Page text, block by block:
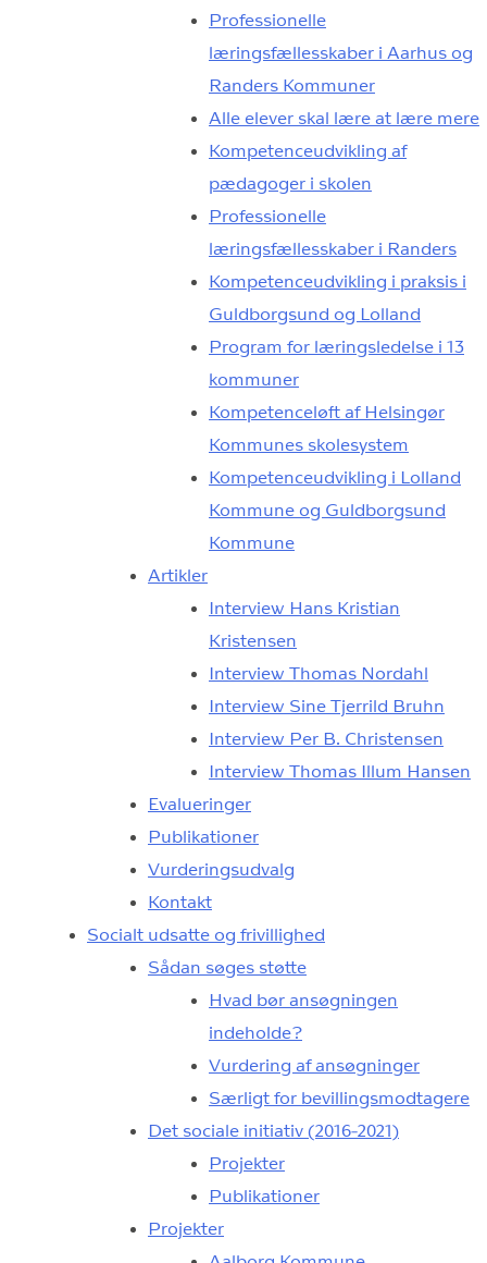
Professionelle
læringsfællesskaber i Aarhus og
Randers Kommuner
Alle elever skal lære at lære mere
Kompetenceudvikling af
pædagoger i skolen
Professionelle
læringsfællesskaber i Randers
Kompetenceudvikling i praksis i
Guldborgsund og Lolland
Program for læringsledelse i 13
kommuner
Kompetenceløft af Helsingør
Kommunes skolesystem
Kompetenceudvikling i Lolland
Kommune og Guldborgsund
Kommune
Artikler
Interview Hans Kristian
Kristensen
Interview Thomas Nordahl
Interview Sine Tjerrild Bruhn
Interview Per B. Christensen
Interview Thomas Illum Hansen
Evalueringer
Publikationer
Vurderingsudvalg
Kontakt
Socialt udsatte og frivillighed
Sådan søges støtte
Hvad bør ansøgningen
indeholde?
Vurdering af ansøgninger
Særligt for bevillingsmodtagere
Det sociale initiativ (2016-2021)
Projekter
Publikationer
Projekter